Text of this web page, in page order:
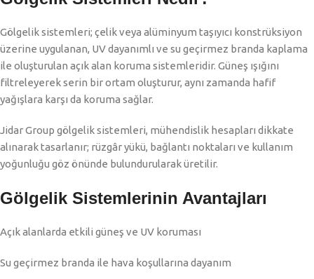
Gölgelik sistemleri; çelik veya alüminyum taşıyıcı konstrüksiyon
üzerine uygulanan, UV dayanımlı ve su geçirmez branda kaplama
ile oluşturulan açık alan koruma sistemleridir. Güneş ışığını
filtreleyerek serin bir ortam oluşturur, aynı zamanda hafif
yağışlara karşı da koruma sağlar.
Jidar Group gölgelik sistemleri, mühendislik hesapları dikkate
alınarak tasarlanır; rüzgâr yükü, bağlantı noktaları ve kullanım
yoğunluğu göz önünde bulundurularak üretilir.
Gölgelik Sistemlerinin Avantajları
Açık alanlarda etkili güneş ve UV koruması
Su geçirmez branda ile hava koşullarına dayanım